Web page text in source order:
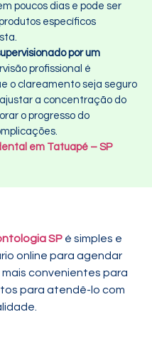
poucos dias e pode ser
específicos
por um
profissional é
o clareamento seja seguro
a concentração do
o progresso do
em Tatuapé – SP
SP é simples e
online para agendar
convenientes para
para atendê-lo com